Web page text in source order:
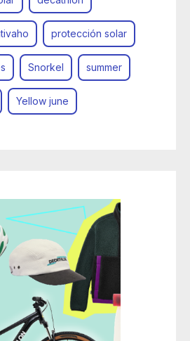
protección solar
Snorkel summer
Yellow june